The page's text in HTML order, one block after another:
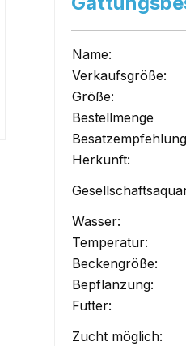
Name:
Verkaufsgröße:
Größe:
Bestellmenge
Herkunft:
Wasser:
Temperatur:
Beckengröße:
Bepflanzung:
Futter:
Zucht möglich: